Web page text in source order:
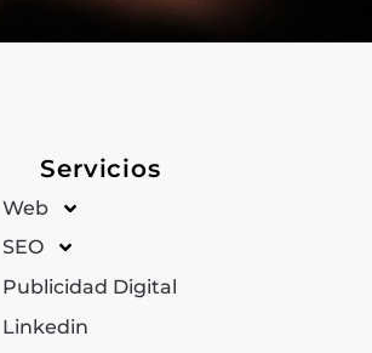
Servicios
Web
SEO
Publicidad Digital
Linkedin